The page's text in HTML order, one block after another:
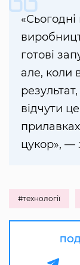
готові
але, коли
відчути
цукор», —
#технології